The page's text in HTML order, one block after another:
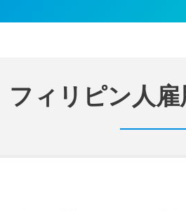
フィリピン人雇